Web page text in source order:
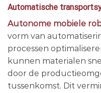
Automatische
Autonome mobiele
vorm van
processen
kunnen materialen
door de
tussenkomst. Dit